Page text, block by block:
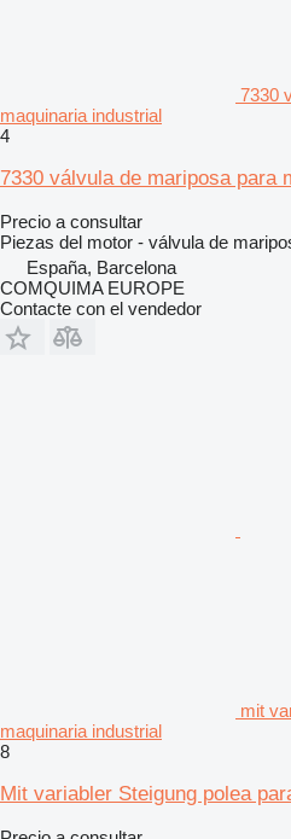
7330
maquinaria industrial
4
7330 válvula de mariposa para
Precio a consultar
Piezas del motor - válvula de
España, Barcelona
COMQUIMA EUROPE
Contacte con el vendedor
mit
maquinaria industrial
8
Mit variabler Steigung polea